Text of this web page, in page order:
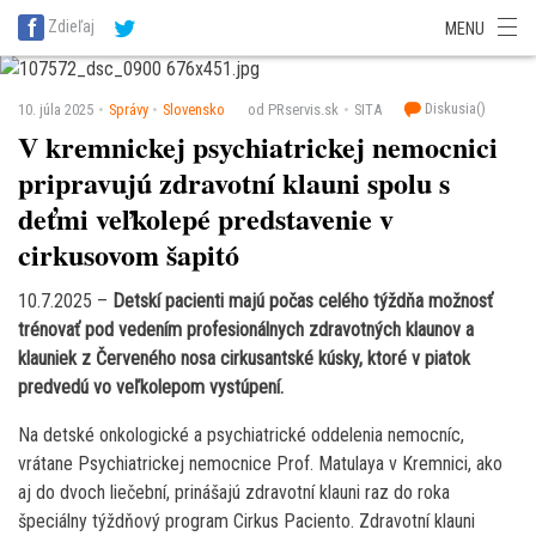
SITA Energetika
SITA Potravinárstvo
Zdieľaj MENU
10. júla 2025 Správy Slovensko od PRservis.sk SITA Diskusia()
V kremnickej psychiatrickej nemocnici
pripravujú zdravotní klauni spolu s
deťmi veľkolepé predstavenie v
cirkusovom šapitó
10.7.2025 – Detskí pacienti majú počas celého týždňa možnosť
trénovať pod vedením profesionálnych zdravotných klaunov a
klauniek z Červeného nosa cirkusantské kúsky, ktoré v piatok
predvedú vo veľkolepom vystúpení.
Na detské onkologické a psychiatrické oddelenia nemocníc,
vrátane Psychiatrickej nemocnice Prof. Matulaya v Kremnici, ako
aj do dvoch liečební, prinášajú zdravotní klauni raz do roka
špeciálny týždňový program Cirkus Paciento. Zdravotní klauni